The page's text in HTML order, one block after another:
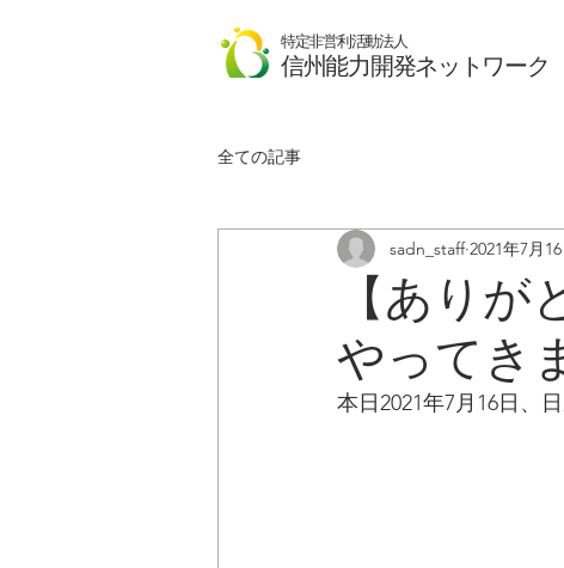
特定非営利活動法人
​信州能力開発ネットワーク
全ての記事
【あり
やってき
sadn_staff 2021年7月
本日2021年7月16日、